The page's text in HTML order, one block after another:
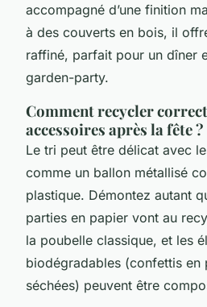
accompagné d’une finition
à des couverts en bois, il
raffiné, parfait pour un dîner
garden-party.
Comment recycler
accessoires après la fête ?
Le tri peut être délicat avec
comme un ballon métallisé
plastique. Démontez autant
parties en papier vont au
la poubelle classique, et les
biodégradables (confettis en
séchées) peuvent être